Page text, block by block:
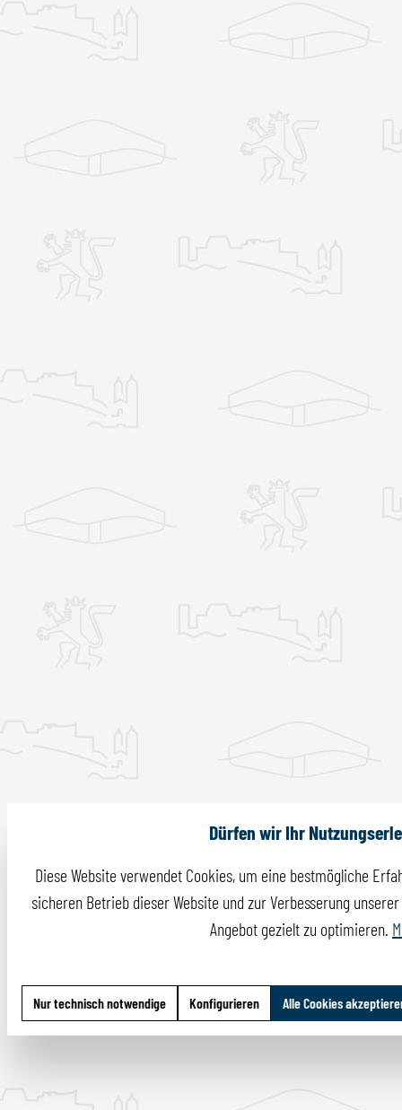
Dürfen wir Ihr
Diese Website verwendet Cookies, um eine bestmögliche
sicheren Betrieb dieser Website und zur Verbesserung
Angebot gezielt zu optimieren.
Nur technisch notwendige Konfigurieren Alle Cookies